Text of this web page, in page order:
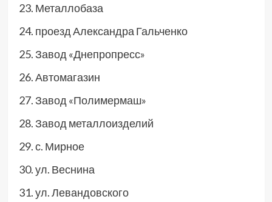
Металлобаза
проезд Александра Гальченко
Завод «Днепропресс»
Автомагазин
Завод «Полимермаш»
Завод металлоизделий
с. Мирное
ул. Веснина
ул. Левандовского